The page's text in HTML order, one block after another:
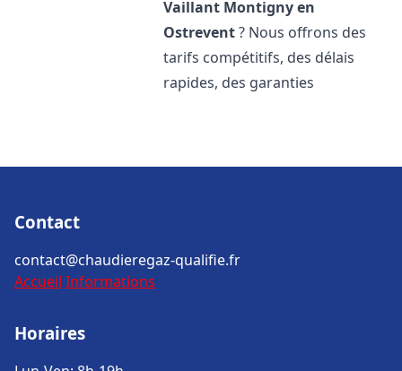
Vaillant Montigny en
Ostrevent? Nous offrons des
tarifs compétitifs, des délais
rapides, des garanties
Contact
contact@chaudieregaz-qualifie.fr
Accueil Informations
Horaires